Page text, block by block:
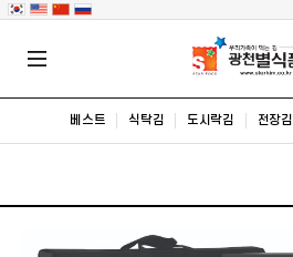
베스트 식탁김 도시락김 전장김